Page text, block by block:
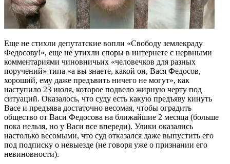
Еще не стихли депутатские вопли «Свободу землекраду
Федосову!», еще не утихли споры в интернете с нервными
комментариями чиновничьих «человечков для разных
поручений» типа «а вы знаете, какой он, Вася Федосов,
хороший, ему даже предъвить ничего не могут», как
наступило 23 июля, которое подвело жирную черту под
ситуаций. Оказалось, что суду есть какую предъяву кинуть
Васе и предъява достаточно весомая, чтобы оградить
общество от Васи Федосова на ближайшие 2 месяца (больше
пока нельзя, но у Васи все впереди). Улики оказались
настолько весомыми, что суд отказался даже выпустить его
под подписку о невыезде (не говоря уже о признании его
невиновности).